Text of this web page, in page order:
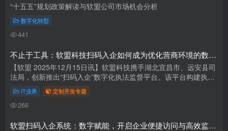
“十五五”规划政策解读与软盟公司市场机会分析
数字化转型
441
不止于工具：软盟科技扫码入企如何成为优化营商环境的数字支点？
【软盟 2025年12月15日讯】软盟科技携手湖北宜昌市、远安县司
法局，创新推出“扫码入企”数字化执法监督平台。该平台构建执法
端、企业端、管理端三端联动与“备案、追溯、评价”三码闭环，以
区...
IT业界 定制开发专题
266
软盟扫码入企系统：数字赋能，开启企业便捷访问与高效监管新时代